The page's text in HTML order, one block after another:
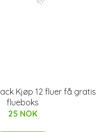
Kjøp 12 fluer få gratis
flueboks
25 NOK